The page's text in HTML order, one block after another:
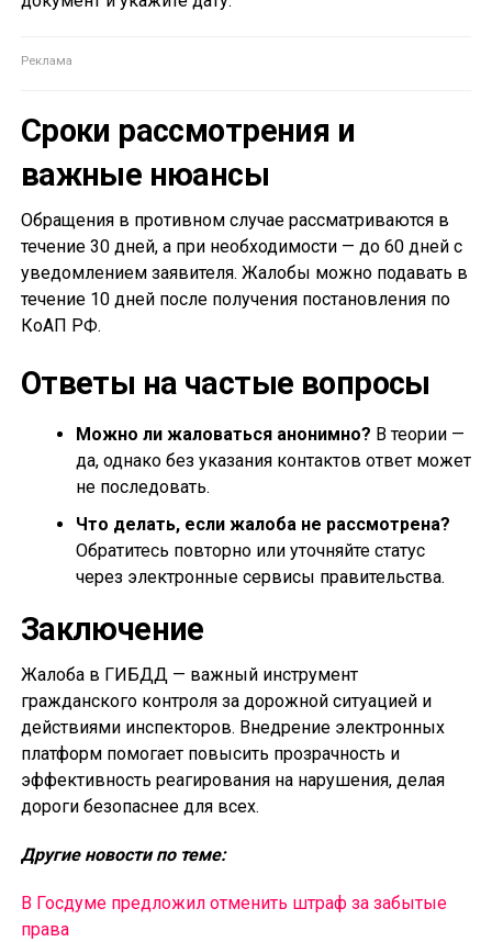
Сроки рассмотрения и
важные нюансы
Обращения в противном случае рассматриваются в
течение 30 дней, а при необходимости — до 60 дней с
уведомлением заявителя. Жалобы можно подавать в
течение 10 дней после получения постановления по
КоАП РФ.
Ответы на частые вопросы
Можно ли жаловаться анонимно? В теории —
да, однако без указания контактов ответ может
не последовать.
Что делать, если жалоба не рассмотрена?
Обратитесь повторно или уточняйте статус
через электронные сервисы правительства.
Заключение
Жалоба в ГИБДД — важный инструмент
гражданского контроля за дорожной ситуацией и
действиями инспекторов. Внедрение электронных
платформ помогает повысить прозрачность и
эффективность реагирования на нарушения, делая
дороги безопаснее для всех.
Другие новости по теме:
В Госдуме предложил отменить штраф за забытые
права